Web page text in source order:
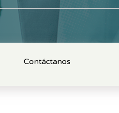
Contáctanos